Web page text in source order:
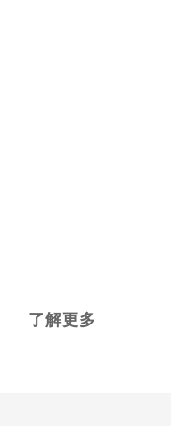
了解更多